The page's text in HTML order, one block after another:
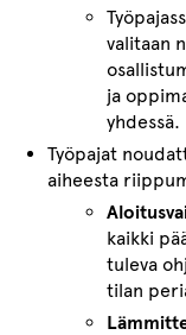
valitaan
ja
yhdessä.
Työpajat
aiheesta
kaikki
tuleva
tilan